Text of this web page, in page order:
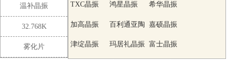
温补晶振
32.768K
雾化片
TXC晶振 鸿星晶振 希华晶振
加高晶振 百利通亚陶
晶振
嘉硕晶振
津绽晶振 玛居礼晶振 富士晶振